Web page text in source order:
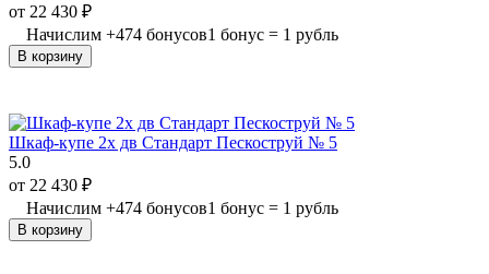
от 22 430 ₽
Начислим +474 бонусов1 бонус = 1 рубль
В корзину
Шкаф-купе 2х дв Стандарт Пескоструй № 5
5.0
от 22 430 ₽
Начислим +474 бонусов1 бонус = 1 рубль
В корзину